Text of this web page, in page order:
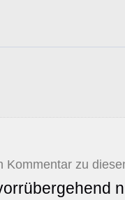
Kommentar zu